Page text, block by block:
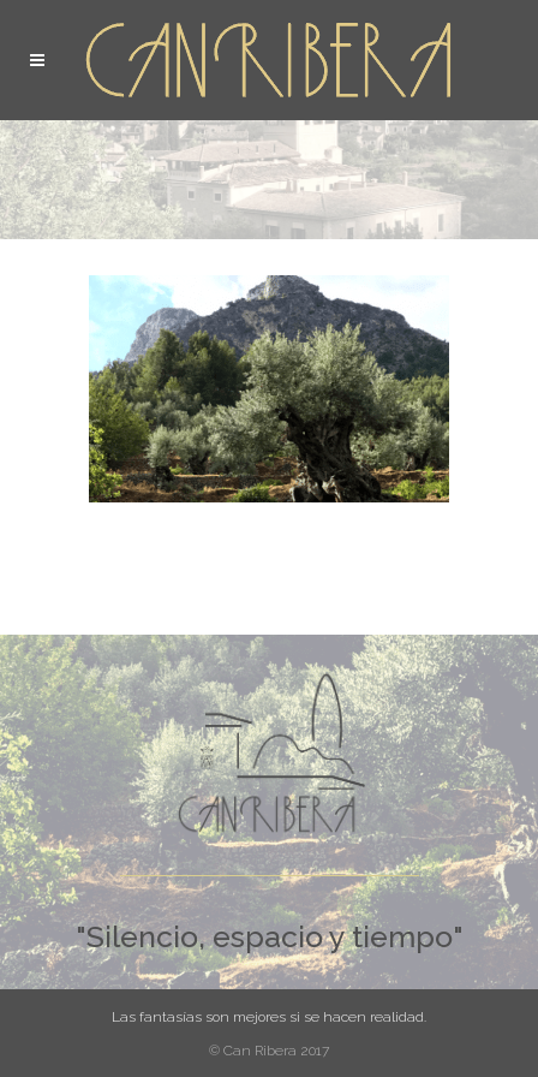
"Silencio, espacio y tiempo"
Las fantasías son mejores si se hacen realidad.
© Can Ribera 2017